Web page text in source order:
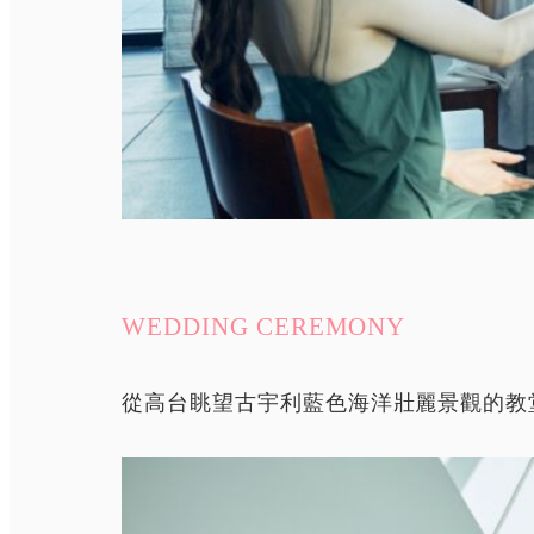
WEDDING CEREMONY
從高台眺望古宇利藍色海洋壯麗景觀的教